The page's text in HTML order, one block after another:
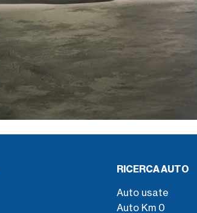
RICERCA AUTO
Auto usate
Auto Km 0